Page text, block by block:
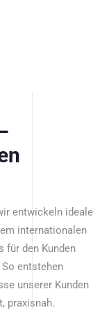
entwickeln ideale
internationalen
für den Kunden
entstehen
unserer Kunden
praxisnah.